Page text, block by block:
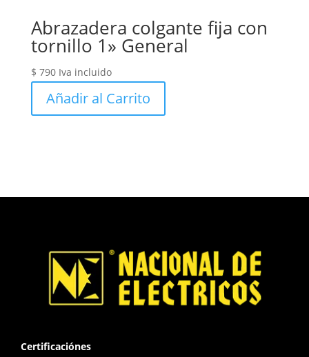
Abrazadera colgante fija con
tornillo 1» General
$ 790 Iva incluido
Añadir al Carrito
Certificaciónes